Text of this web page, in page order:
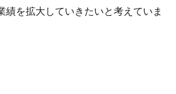
を拡大していきたいと考えていま